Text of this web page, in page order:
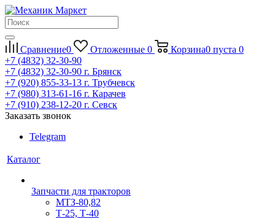
Сравнение0 Отложенные 0 Корзина0 пуста 0
+7 (4832) 32-30-90
+7 (4832) 32-30-90 г. Брянск
+7 (920) 855-33-13 г. Трубчевск
+7 (980) 313-61-16 г. Карачев
+7 (910) 238-12-20 г. Севск
Заказать звонок
Telegram
Каталог
Запчасти для тракторов
МТЗ-80,82
Т-25, Т-40